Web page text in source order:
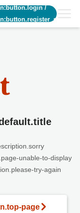
/
unable-to-display
try-again
page